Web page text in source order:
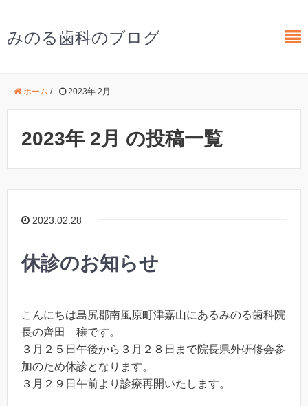
みのる歯科のブログ
ホーム / 2023年 2月
2023年 2月 の投稿一覧
2023.02.28
休診のお知らせ
こんにちは島尻郡南風原町津嘉山にあるみのる歯科院
長の齊田 穰です。
３月２５日午後から３月２８日まで院長県外研修会参
加のため休診となります。
３月２９日午前より診療再開いたします。